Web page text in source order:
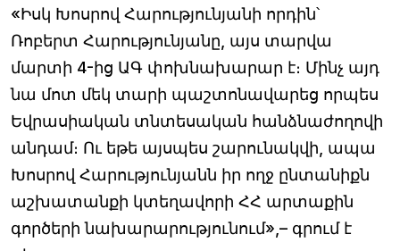
«Իսկ Խոսրով Հարությունյանի որդին՝
Ռոբերտ Հարությունյանը, այս տարվա
մարտի 4-ից ԱԳ փոխնախարար է։ Մինչ այդ
նա մոտ մեկ տարի պաշտոնավարեց որպես
Եվրասիական տնտեսական հանձնաժողովի
անդամ։ Ու եթե այսպես շարունակվի, ապա
Խոսրով Հարությունյանն իր ողջ ընտանիքն
աշխատանքի կտեղավորի ՀՀ արտաքին
գործերի նախարարությունում»,– գրում է